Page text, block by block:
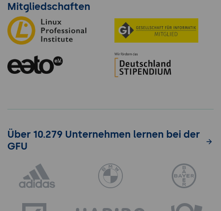
Mitgliedschaften
Über 10.279 Unternehmen lernen bei der
GFU